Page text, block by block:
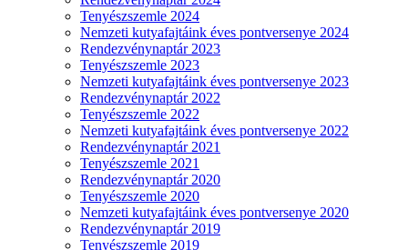
Tenyészszemle 2024
Nemzeti kutyafajtáink éves pontversenye 2024
Rendezvénynaptár 2023
Tenyészszemle 2023
Nemzeti kutyafajtáink éves pontversenye 2023
Rendezvénynaptár 2022
Tenyészszemle 2022
Nemzeti kutyafajtáink éves pontversenye 2022
Rendezvénynaptár 2021
Tenyészszemle 2021
Rendezvénynaptár 2020
Tenyészszemle 2020
Nemzeti kutyafajtáink éves pontversenye 2020
Rendezvénynaptár 2019
Tenyészszemle 2019